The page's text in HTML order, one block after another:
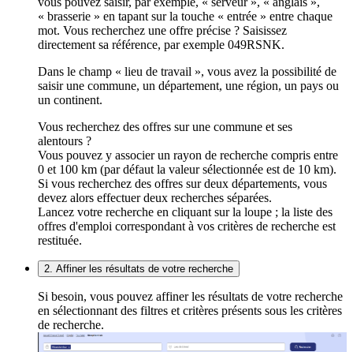
« brasserie » en tapant sur la touche « entrée » entre chaque
mot. Vous recherchez une offre précise ? Saisissez
directement sa référence, par exemple 049RSNK.
Dans le champ « lieu de travail », vous avez la possibilité de
saisir une commune, un département, une région, un pays ou
un continent.
Vous recherchez des offres sur une commune et ses
alentours ?
Vous pouvez y associer un rayon de recherche compris entre
0 et 100 km (par défaut la valeur sélectionnée est de 10 km).
Si vous recherchez des offres sur deux départements, vous
devez alors effectuer deux recherches séparées.
Lancez votre recherche en cliquant sur la loupe ; la liste des
offres d'emploi correspondant à vos critères de recherche est
restituée.
2. Affiner les résultats de votre recherche
Si besoin, vous pouvez affiner les résultats de votre recherche
en sélectionnant des filtres et critères présents sous les critères
de recherche.